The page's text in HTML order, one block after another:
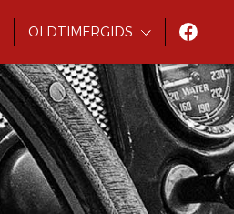
OLDTIMERGIDS